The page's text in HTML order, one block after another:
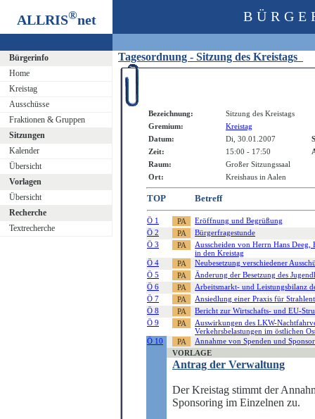
ALLRIS®net
Bürgerinfo
Home
Kreistag
Ausschüsse
Fraktionen & Gruppen
Sitzungen
Kalender
Übersicht
Vorlagen
Übersicht
Recherche
Textrecherche
Tagesordnung - Sitzung des Kreistags
Bezeichnung:
Sitzung des Kreistags
Gremium:
Kreistag
Datum:
Di, 30.01.2007
Zeit:
15:00 - 17:50
Raum:
Großer Sitzungssaal
Ort:
Kreishaus in Aalen
TOP Betreff
Ö 1
Eröffnung und Begrüßung
Ö 2
Bürgerfragestunde
Ö 3
Ausscheiden von Herrn Hans
in den Kreistag
Ö 4
Neubesetzung verschiedener
Ö 5
Änderung der Besetzung des
Ö 6
Arbeitsmarkt- und Leistungsbilanz
Ö 7
Ansiedlung einer Praxis für
Ö 8
Bericht zur Wirtschafts- und EU-
Ö 9
Auswirkungen des LKW-
Verkehrsbelastungen im östlichen
Ö 10
Annahme von Spenden und
VORLAGE
Antrag der Verwaltung
Der Kreistag stimmt der
Sponsoring im Einzelnen zu.